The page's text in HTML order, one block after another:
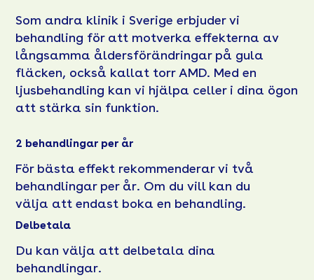
Som andra klinik i Sverige erbjuder vi
behandling för att motverka effekterna av
långsamma åldersförändringar på gula
fläcken, också kallat torr AMD. Med en
ljusbehandling kan vi hjälpa celler i dina ögon
att stärka sin funktion.
2 behandlingar per år
För bästa effekt rekommenderar vi två
behandlingar per år. Om du vill kan du
välja att endast boka en behandling.
Delbetala
Du kan välja att delbetala dina
behandlingar.